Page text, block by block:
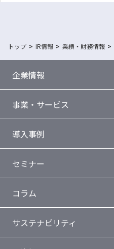
トップ IR情報 業績・財務情報
企業情報
事業・サービス
導入事例
セミナー
コラム
サステナビリティ